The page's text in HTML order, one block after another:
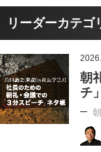
リーダーカテゴ
朝
チ